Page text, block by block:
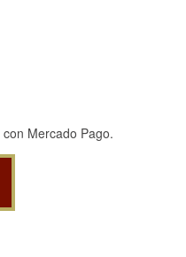
con Mercado Pago.